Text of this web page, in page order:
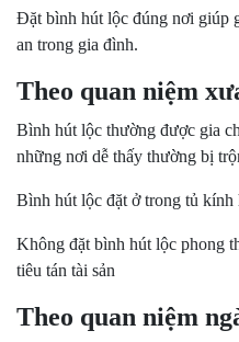
Đặt bình hút lộc đúng nơi giúp
an trong gia đình.
Theo quan niệm
Bình hút lộc thường được gia
những nơi dễ thấy thường bị
Bình hút lộc đặt ở trong tủ kính
Không đặt bình hút lộc phong
tiêu tán tài sản
Theo quan niệm